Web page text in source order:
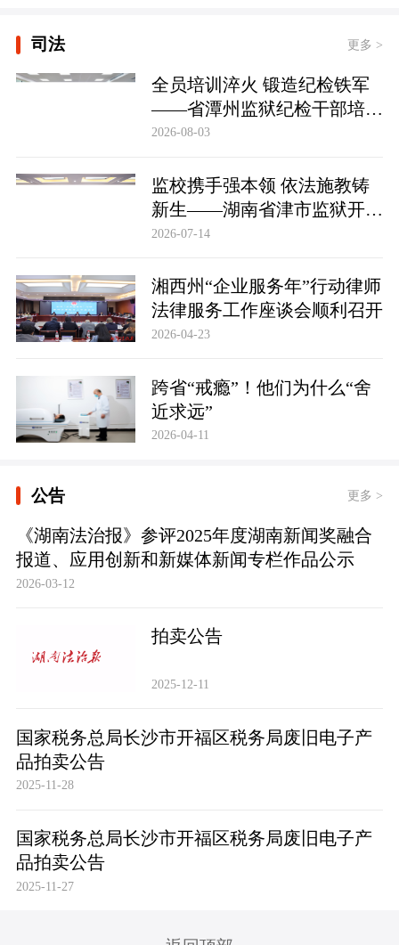
司法 更多 >
全员培训淬火 锻造纪检铁军
——省潭州监狱纪检干部培训
实现全覆盖
2026-08-03
监校携手强本领 依法施教铸
新生——湖南省津市监狱开展
基层警察教育改造专项技能培
2026-07-14
湘西州“企业服务年”行动律师
法律服务工作座谈会顺利召开
2026-04-23
跨省“戒瘾”！他们为什么“舍
近求远”
2026-04-11
公告 更多 >
《湖南法治报》参评2025年度湖南新闻奖融合
报道、应用创新和新媒体新闻专栏作品公示
2026-03-12
拍卖公告
2025-12-11
国家税务总局长沙市开福区税务局废旧电子产
品拍卖公告
2025-11-28
国家税务总局长沙市开福区税务局废旧电子产
品拍卖公告
2025-11-27